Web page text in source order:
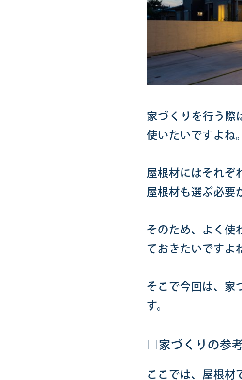
家づくりを行う際
使いたいですよね。
屋根材にはそれぞ
屋根材も選ぶ必要
そのため、よく使
ておきたいですよ
そこで今回は、家
す。
□家づくりの参
ここでは、屋根材